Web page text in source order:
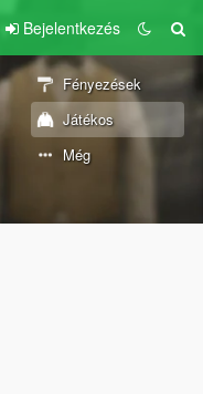
Bejelentkezés
Fényezések
Játékos
Még